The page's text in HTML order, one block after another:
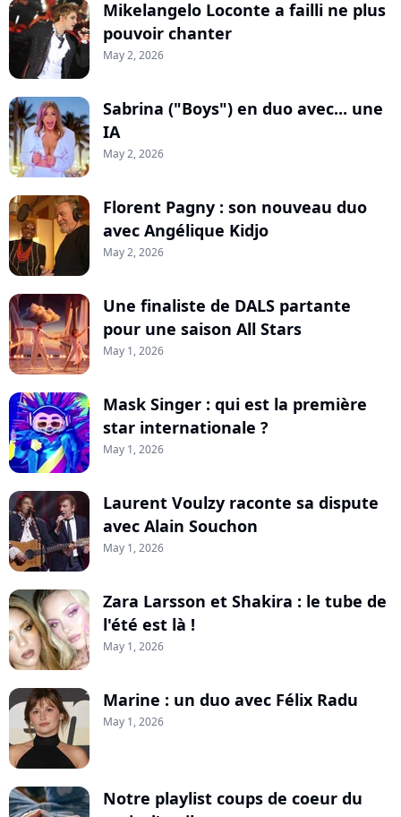
Mikelangelo Loconte a failli ne plus
pouvoir chanter
May 2, 2026
Sabrina ("Boys") en duo avec... une
IA
May 2, 2026
Florent Pagny : son nouveau duo
avec Angélique Kidjo
May 2, 2026
Une finaliste de DALS partante
pour une saison All Stars
May 1, 2026
Mask Singer : qui est la première
star internationale ?
May 1, 2026
Laurent Voulzy raconte sa dispute
avec Alain Souchon
May 1, 2026
Zara Larsson et Shakira : le tube de
l'été est là !
May 1, 2026
Marine : un duo avec Félix Radu
May 1, 2026
Notre playlist coups de coeur du